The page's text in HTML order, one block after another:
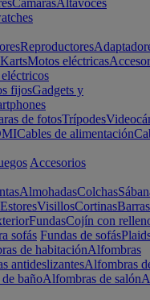
CámarasAltavoces
Reproductores
KartsMotos eléctricas
fijosGadgets y
de fotosTrípodes
Cables de alimentación
Accesorios
AlmohadasColchas
EstoresVisillosCortinas
FundasCojín con
sofás Fundas de sofás
de habitaciónAlfombras
antideslizantesAlfombras
bañoAlfombras de salón